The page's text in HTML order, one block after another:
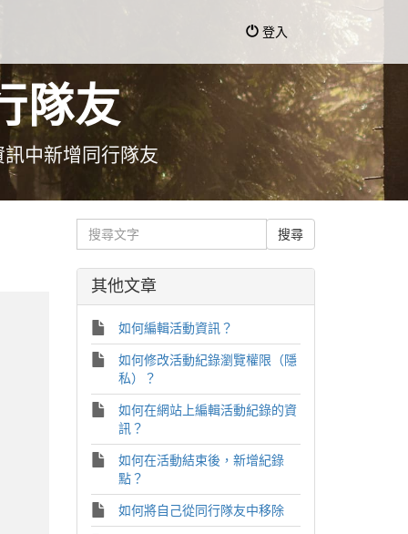
登入
隊友
中新增同行隊友
其他文章
如何編輯活動資訊？
如何修改活動紀錄瀏覽權限（隱
私）？
如何在網站上編輯活動紀錄的資
訊？
如何在活動結束後，新增紀錄
點？
如何將自己從同行隊友中移除